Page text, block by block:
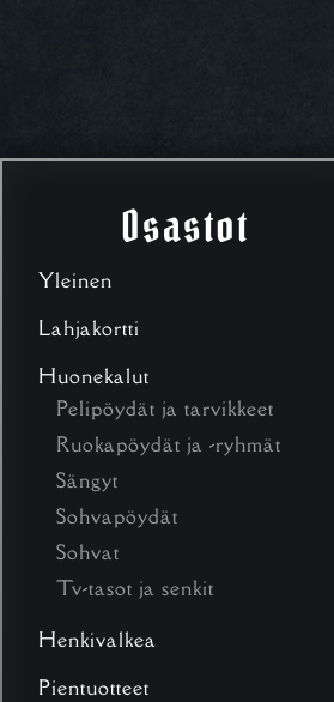
Osastot
Yleinen
Lahjakortti
Huonekalut
Pelipöydät ja tarvikkeet
Ruokapöydät ja -ryhmät
Sängyt
Sohvapöydät
Sohvat
Tv-tasot ja senkit
Henkivalkea
Pientuotteet